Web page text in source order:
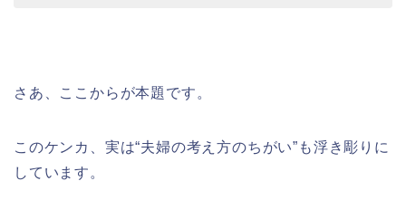
さあ、ここからが本題です。
このケンカ、実は“夫婦の考え方のちがい”も浮き彫りに
しています。